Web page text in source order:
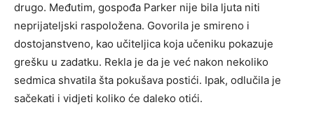
drugo. Međutim, gospođa Parker nije bila ljuta niti
neprijateljski raspoložena. Govorila je smireno i
dostojanstveno, kao učiteljica koja učeniku pokazuje
grešku u zadatku. Rekla je da je već nakon nekoliko
sedmica shvatila šta pokušava postići. Ipak, odlučila je
sačekati i vidjeti koliko će daleko otići.